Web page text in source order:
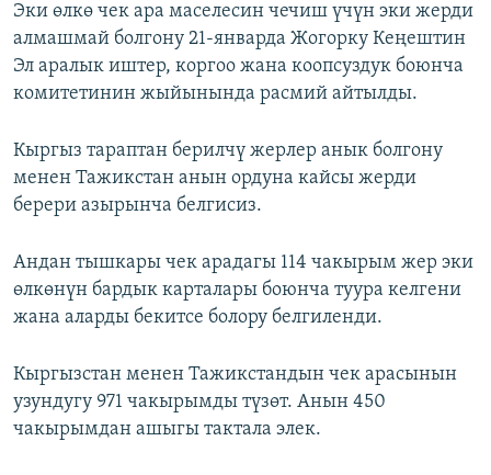
Эки өлкө чек ара маселесин чечиш үчүн эки жерди
алмашмай болгону 21-январда Жогорку Кеңештин
Эл аралык иштер, коргоо жана коопсуздук боюнча
комитетинин жыйынында расмий айтылды.
Кыргыз тараптан берилчү жерлер анык болгону
менен Тажикстан анын ордуна кайсы жерди
берери азырынча белгисиз.
Андан тышкары чек арадагы 114 чакырым жер эки
өлкөнүн бардык карталары боюнча туура келгени
жана аларды бекитсе болору белгиленди.
Кыргызстан менен Тажикстандын чек арасынын
узундугу 971 чакырымды түзөт. Анын 450
чакырымдан ашыгы тактала элек.